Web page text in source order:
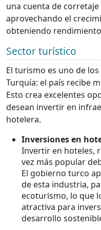
una cuenta de
aprovechando el
obteniendo
Sector turístico
El turismo es uno de
Turquía: el país recibe
Esto crea excelentes
desean invertir en
hotelera.
Inversiones en
Invertir en hoteles,
vez más popular
El gobierno turco
de esta industria,
ecoturismo, lo que
atractiva para
desarrollo